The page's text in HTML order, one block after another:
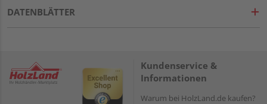
DATENBLÄTTER
Kundenservice &
Informationen
Warum bei HolzLand.de kaufen?